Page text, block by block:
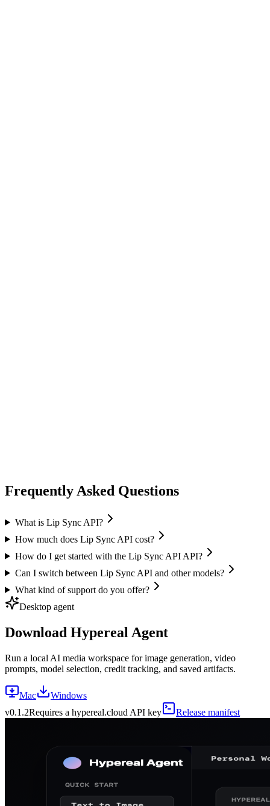
Frequently Asked Questions
What is Lip Sync API?
How much does Lip Sync API cost?
How do I get started with the Lip Sync API API?
Can I switch between Lip Sync API and other models?
What kind of support do you offer?
Desktop agent
Download Hypereal Agent
Run a local AI media workspace for image generation, video
prompts, model selection, credit tracking, and saved artifacts.
Mac
Windows
v0.1.2Requires a hypereal.cloud API key Release manifest